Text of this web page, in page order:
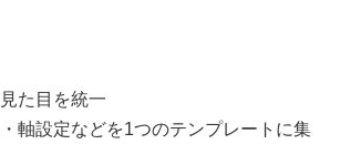
た目を統一
軸設定などを1つのテンプレートに集